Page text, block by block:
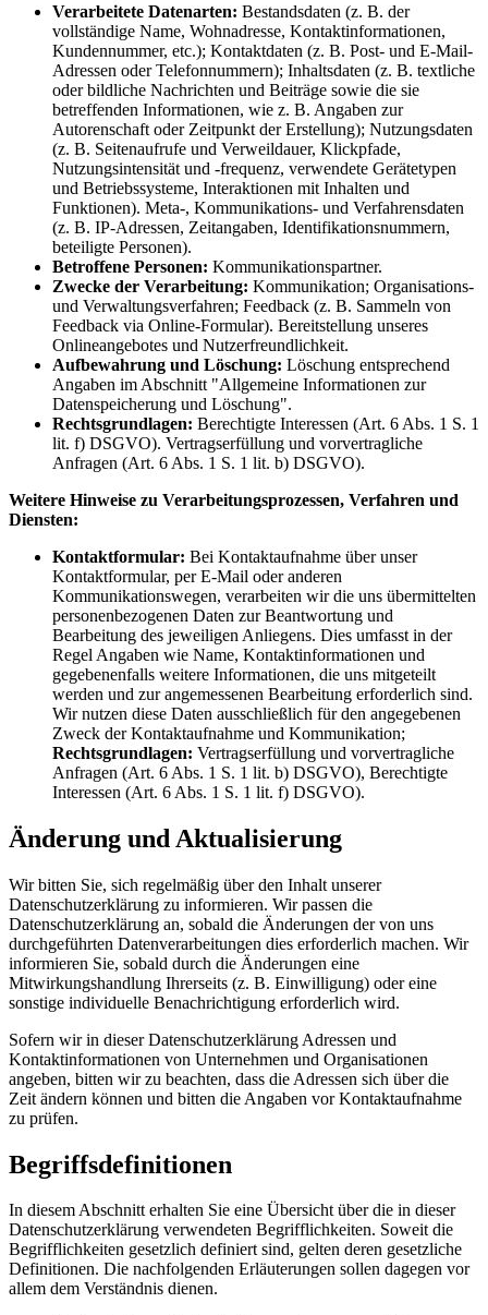
Verarbeitete Datenarten: Bestandsdaten (z. B. der
vollständige Name, Wohnadresse, Kontaktinformationen,
Kundennummer, etc.); Kontaktdaten (z. B. Post- und E-Mail-
Adressen oder Telefonnummern); Inhaltsdaten (z. B. textliche
oder bildliche Nachrichten und Beiträge sowie die sie
betreffenden Informationen, wie z. B. Angaben zur
Autorenschaft oder Zeitpunkt der Erstellung); Nutzungsdaten
(z. B. Seitenaufrufe und Verweildauer, Klickpfade,
Nutzungsintensität und -frequenz, verwendete Gerätetypen
und Betriebssysteme, Interaktionen mit Inhalten und
Funktionen). Meta-, Kommunikations- und Verfahrensdaten
(z. B. IP-Adressen, Zeitangaben, Identifikationsnummern,
beteiligte Personen).
Betroffene Personen: Kommunikationspartner.
Zwecke der Verarbeitung: Kommunikation; Organisations-
und Verwaltungsverfahren; Feedback (z. B. Sammeln von
Feedback via Online-Formular). Bereitstellung unseres
Onlineangebotes und Nutzerfreundlichkeit.
Aufbewahrung und Löschung: Löschung entsprechend
Angaben im Abschnitt "Allgemeine Informationen zur
Datenspeicherung und Löschung".
Rechtsgrundlagen: Berechtigte Interessen (Art. 6 Abs. 1 S. 1
lit. f) DSGVO). Vertragserfüllung und vorvertragliche
Anfragen (Art. 6 Abs. 1 S. 1 lit. b) DSGVO).
Weitere Hinweise zu Verarbeitungsprozessen, Verfahren und
Diensten:
Kontaktformular: Bei Kontaktaufnahme über unser
Kontaktformular, per E-Mail oder anderen
Kommunikationswegen, verarbeiten wir die uns übermittelten
personenbezogenen Daten zur Beantwortung und
Bearbeitung des jeweiligen Anliegens. Dies umfasst in der
Regel Angaben wie Name, Kontaktinformationen und
gegebenenfalls weitere Informationen, die uns mitgeteilt
werden und zur angemessenen Bearbeitung erforderlich sind.
Wir nutzen diese Daten ausschließlich für den angegebenen
Zweck der Kontaktaufnahme und Kommunikation;
Rechtsgrundlagen: Vertragserfüllung und vorvertragliche
Anfragen (Art. 6 Abs. 1 S. 1 lit. b) DSGVO), Berechtigte
Interessen (Art. 6 Abs. 1 S. 1 lit. f) DSGVO).
Änderung und Aktualisierung
Wir bitten Sie, sich regelmäßig über den Inhalt unserer
Datenschutzerklärung zu informieren. Wir passen die
Datenschutzerklärung an, sobald die Änderungen der von uns
durchgeführten Datenverarbeitungen dies erforderlich machen. Wir
informieren Sie, sobald durch die Änderungen eine
Mitwirkungshandlung Ihrerseits (z. B. Einwilligung) oder eine
sonstige individuelle Benachrichtigung erforderlich wird.
Sofern wir in dieser Datenschutzerklärung Adressen und
Kontaktinformationen von Unternehmen und Organisationen
angeben, bitten wir zu beachten, dass die Adressen sich über die
Zeit ändern können und bitten die Angaben vor Kontaktaufnahme
zu prüfen.
Begriffsdefinitionen
In diesem Abschnitt erhalten Sie eine Übersicht über die in dieser
Datenschutzerklärung verwendeten Begrifflichkeiten. Soweit die
Begrifflichkeiten gesetzlich definiert sind, gelten deren gesetzliche
Definitionen. Die nachfolgenden Erläuterungen sollen dagegen vor
allem dem Verständnis dienen.